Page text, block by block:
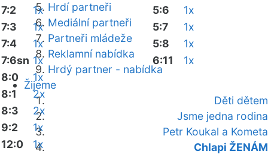
Hrdí partneři
Mediální partneři
Partneři mládeže
Reklamní nabídka
Hrdý partner - nabídka
Žijeme
Děti dětem
Jsme jedna rodina
Petr Koukal a Kometa
Chlapi ŽENÁM
7:2
1x
7:3
1x
7:4
1x
7:6sn 1x
8:0
1x
8:1
2x
8:3
2x
9:2
1x
12:0
1x
5:6
1x
5:7
1x
5:8
1x
6:11
1x